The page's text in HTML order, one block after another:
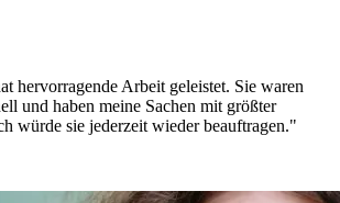
hervorragende Arbeit geleistet. Sie waren
und haben meine Sachen mit größter
würde sie jederzeit wieder beauftragen."